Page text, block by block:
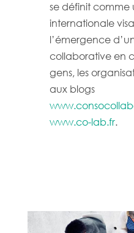
se définit comme
internationale
l’émergence
collaborative en
gens, les
aux blogs
www.co-lab.fr.